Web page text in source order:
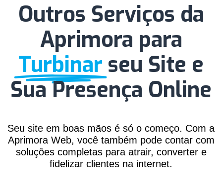
Outros Serviços da
Aprimora para
Turbinar seu Site e
Sua Presença Online
Seu site em boas mãos é só o começo. Com a
Aprimora Web, você também pode contar com
soluções completas para atrair, converter e
fidelizar clientes na internet.